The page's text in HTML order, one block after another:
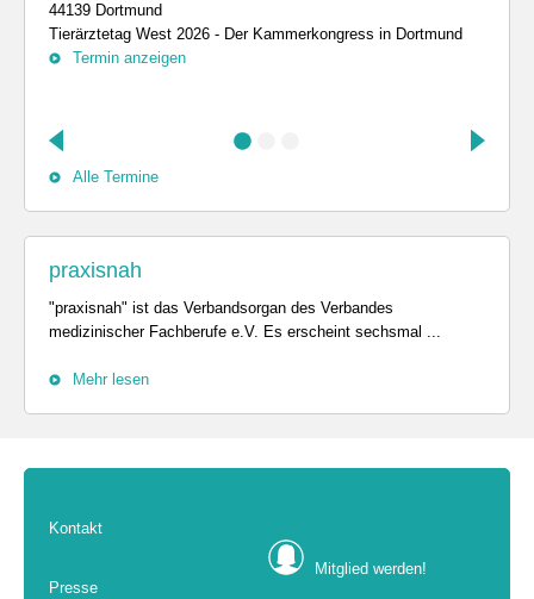
44139 Dortmund
Tierärztetag West 2026 - Der Kammerkongress in Dortmund
Termin anzeigen
Alle Termine
praxisnah
"praxisnah" ist das Verbandsorgan des Verbandes
medizinischer Fachberufe e.V. Es erscheint sechsmal ...
Mehr lesen
Kontakt
Presse
Mitglied werden!